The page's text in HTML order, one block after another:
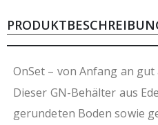
Transportbehältern
Lebensmittellagerung
OnSet – von Anfang an
Dieser GN-Behälter aus
gerundeten Boden sowie